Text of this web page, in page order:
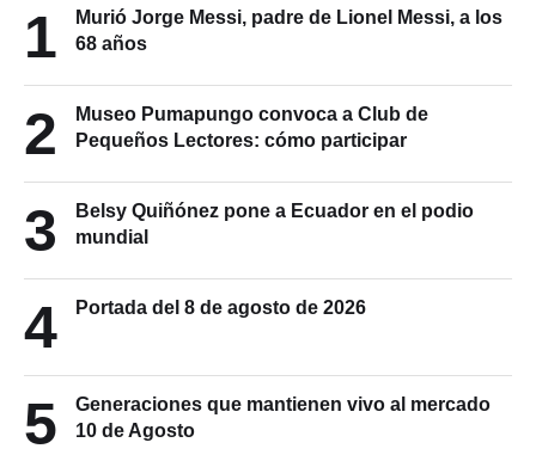
1
Murió Jorge Messi, padre de Lionel Messi, a los
68 años
2
Museo Pumapungo convoca a Club de
Pequeños Lectores: cómo participar
3
Belsy Quiñónez pone a Ecuador en el podio
mundial
4 Portada del 8 de agosto de 2026
5
Generaciones que mantienen vivo al mercado
10 de Agosto